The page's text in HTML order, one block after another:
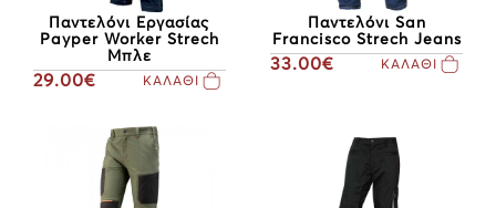
Παντελόνι Εργασίας
Payper Worker Strech
Μπλε
29.00€ ΚΑΛΑΘΙ
Παντελόνι San
Francisco Strech Jeans
33.00€ ΚΑΛΑΘΙ